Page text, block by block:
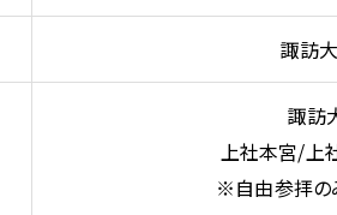
諏訪
諏訪
上社本宮/上
※自由参拝の